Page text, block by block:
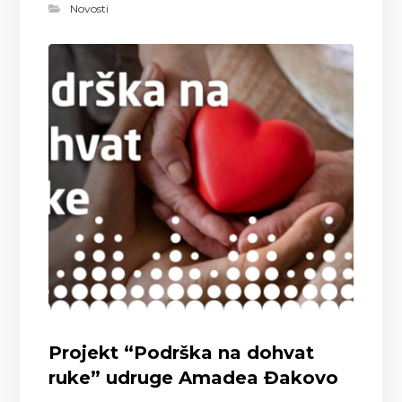
Novosti
Projekt “Podrška na dohvat
ruke” udruge Amadea Đakovo